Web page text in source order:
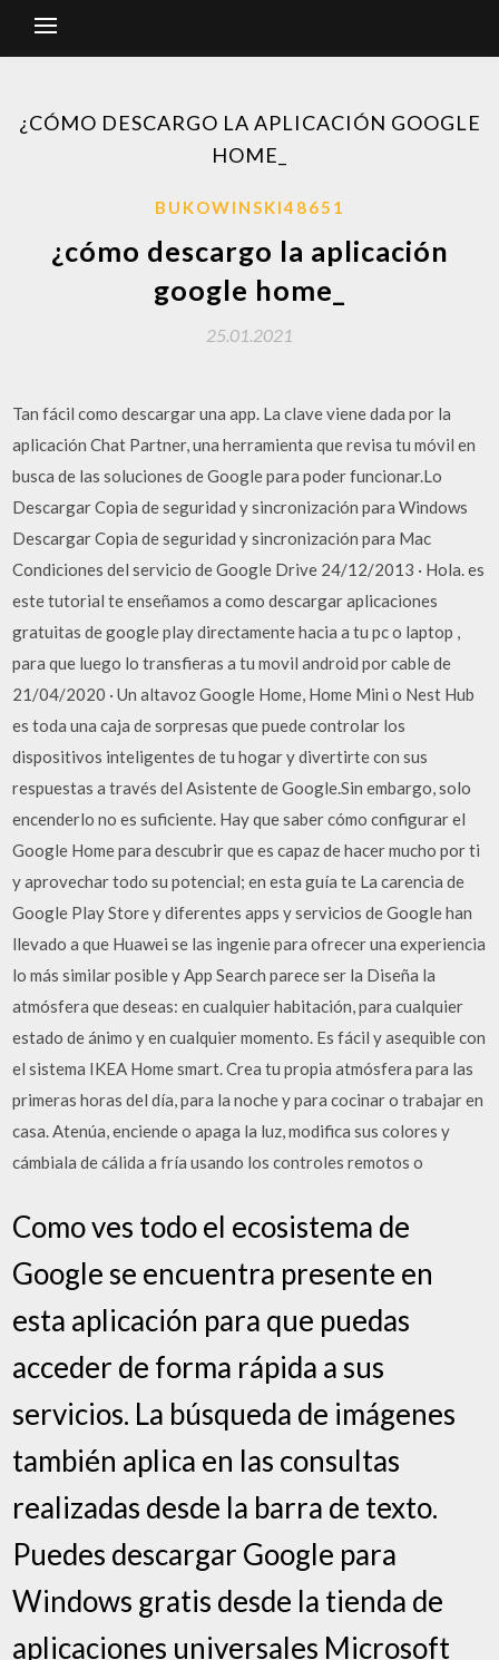
¿CÓMO DESCARGO LA APLICACIÓN GOOGLE
HOME_
BUKOWINSKI48651
¿cómo descargo la aplicación
google home_
25.01.2021
Tan fácil como descargar una app. La clave viene dada por la
aplicación Chat Partner, una herramienta que revisa tu móvil en
busca de las soluciones de Google para poder funcionar.Lo
Descargar Copia de seguridad y sincronización para Windows
Descargar Copia de seguridad y sincronización para Mac
Condiciones del servicio de Google Drive 24/12/2013 · Hola. es
este tutorial te enseñamos a como descargar aplicaciones
gratuitas de google play directamente hacia a tu pc o laptop ,
para que luego lo transfieras a tu movil android por cable de
21/04/2020 · Un altavoz Google Home, Home Mini o Nest Hub
es toda una caja de sorpresas que puede controlar los
dispositivos inteligentes de tu hogar y divertirte con sus
respuestas a través del Asistente de Google.Sin embargo, solo
encenderlo no es suficiente. Hay que saber cómo configurar el
Google Home para descubrir que es capaz de hacer mucho por ti
y aprovechar todo su potencial; en esta guía te La carencia de
Google Play Store y diferentes apps y servicios de Google han
llevado a que Huawei se las ingenie para ofrecer una experiencia
lo más similar posible y App Search parece ser la Diseña la
atmósfera que deseas: en cualquier habitación, para cualquier
estado de ánimo y en cualquier momento. Es fácil y asequible con
el sistema IKEA Home smart. Crea tu propia atmósfera para las
primeras horas del día, para la noche y para cocinar o trabajar en
casa. Atenúa, enciende o apaga la luz, modifica sus colores y
cámbiala de cálida a fría usando los controles remotos o
Como ves todo el ecosistema de
Google se encuentra presente en
esta aplicación para que puedas
acceder de forma rápida a sus
servicios. La búsqueda de imágenes
también aplica en las consultas
realizadas desde la barra de texto.
Puedes descargar Google para
Windows gratis desde la tienda de
aplicaciones universales Microsoft